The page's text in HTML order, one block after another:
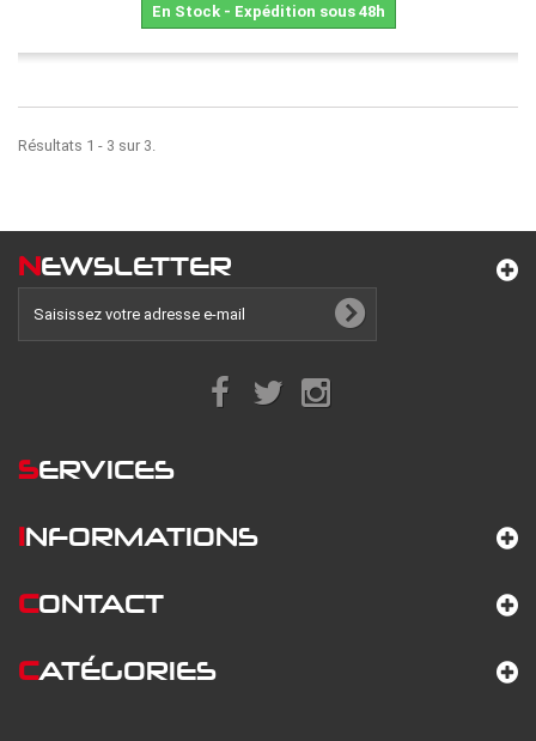
En Stock - Expédition sous 48h
Résultats 1 - 3 sur 3.
NEWSLETTER
SERVICES
INFORMATIONS
CONTACT
CATÉGORIES